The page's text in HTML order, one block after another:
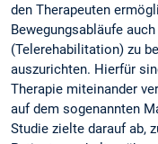
den Therapeuten
Bewegungsabläufe
(Telerehabilitation) zu
auszurichten. Hierfür
Therapie miteinander
auf dem sogenannten
Studie zielte darauf ab,